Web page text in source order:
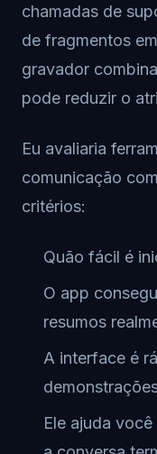
chamadas de
de fragmentos
gravador
pode reduzir o
Eu avaliaria
comunicação
critérios:
Quão fácil é
O app
resumos
A interface é
Ele ajuda